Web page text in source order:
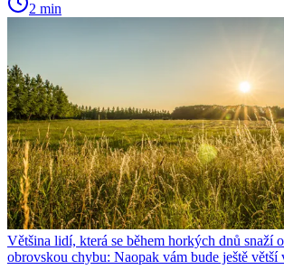
2 min
Většina lidí, která se během horkých dnů snaží
obrovskou chybu: Naopak vám bude ještě větší